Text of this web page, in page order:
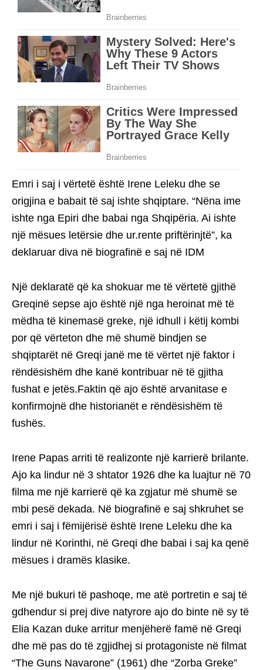
Emri i saj i vërtetë është Irene Leleku dhe se
origjina e babait të saj ishte shqiptare. “Nëna ime
ishte nga Epiri dhe babai nga Shqipëria. Ai ishte
një mësues letërsie dhe ur.rente priftërinjtë”, ka
deklaruar diva në biografinë e saj në IDM
Një deklaratë që ka shokuar me të vërtetë gjithë
Greqinë sepse ajo është një nga heroinat më të
mëdha të kinemasë greke, një idhull i këtij kombi
por që vërteton dhe më shumë bindjen se
shqiptarët në Greqi janë me të vërtet një faktor i
rëndësishëm dhe kanë kontribuar në të gjitha
fushat e jetës.Faktin që ajo është arvanitase e
konfirmojnë dhe historianët e rëndësishëm të
fushës.
Irene Papas arriti të realizonte një karrierë brilante.
Ajo ka lindur në 3 shtator 1926 dhe ka luajtur në 70
filma me një karrierë që ka zgjatur më shumë se
mbi pesë dekada. Në biografinë e saj shkruhet se
emri i saj i fëmijërisë është Irene Leleku dhe ka
lindur në Korinthi, në Greqi dhe babai i saj ka qenë
mësues i dramës klasike.
Me një bukuri të pashoqe, me atë portretin e saj të
gdhendur si prej dive natyrore ajo do binte në sy të
Elia Kazan duke arritur menjëherë famë në Greqi
dhe më pas do të zgjidhej si protagoniste në filmat
“The Guns Navarone” (1961) dhe “Zorba Greke”